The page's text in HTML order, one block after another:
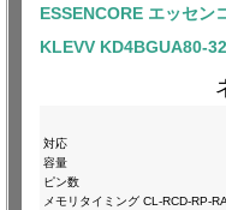
ESSENCORE エッセン
KLEVV KD4BGUA80-
対応
容量
ピン数
メモリタイミング CL-RCD-RP-